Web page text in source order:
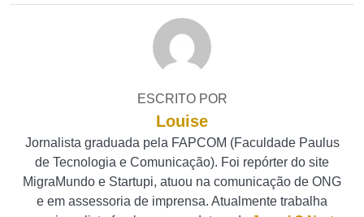
ESCRITO POR
Louise
Jornalista graduada pela FAPCOM (Faculdade Paulus
de Tecnologia e Comunicação). Foi repórter do site
MigraMundo e Startupi, atuou na comunicação de ONG
e em assessoria de imprensa. Atualmente trabalha